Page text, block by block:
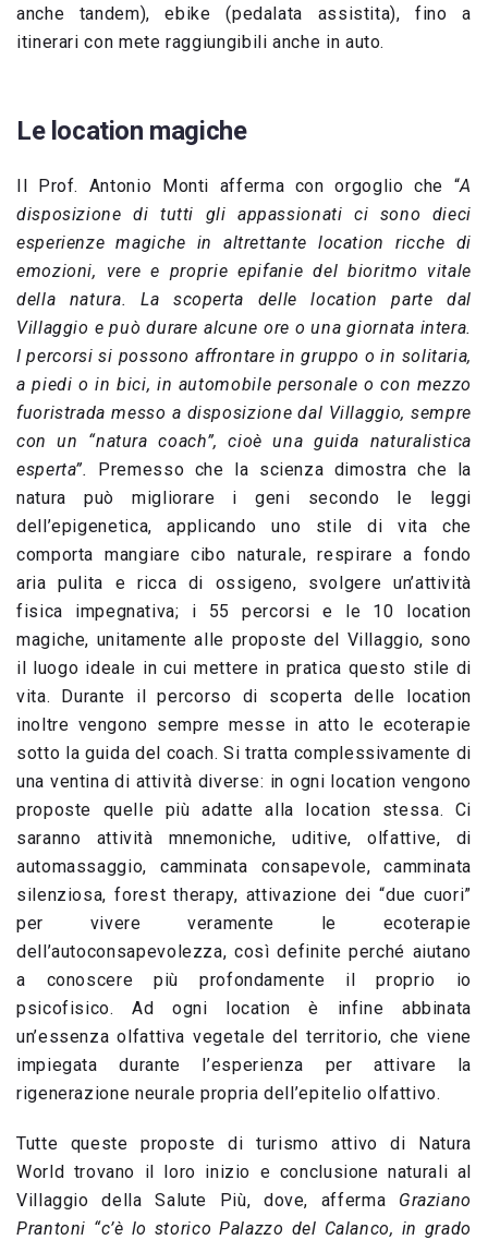
anche tandem), ebike (pedalata assistita), fino a
itinerari con mete raggiungibili anche in auto.
Le location magiche
Il Prof. Antonio Monti afferma con orgoglio che “A
disposizione di tutti gli appassionati ci sono dieci
esperienze magiche in altrettante location ricche di
emozioni, vere e proprie epifanie del bioritmo vitale
della natura. La scoperta delle location parte dal
Villaggio e può durare alcune ore o una giornata intera.
I percorsi si possono affrontare in gruppo o in solitaria,
a piedi o in bici, in automobile personale o con mezzo
fuoristrada messo a disposizione dal Villaggio, sempre
con un “natura coach”, cioè una guida naturalistica
esperta”.
Premesso che la scienza dimostra che la
natura può migliorare i geni secondo le leggi
dell’epigenetica, applicando uno stile di vita che
comporta mangiare cibo naturale, respirare a fondo
aria pulita e ricca di ossigeno, svolgere un’attività
fisica impegnativa; i 55 percorsi e le 10 location
magiche, unitamente alle proposte del Villaggio, sono
il luogo ideale in cui mettere in pratica questo stile di
vita. Durante il percorso di scoperta delle location
inoltre vengono sempre messe in atto le ecoterapie
sotto la guida del coach. Si tratta complessivamente di
una ventina di attività diverse: in ogni location vengono
proposte quelle più adatte alla location stessa. Ci
saranno attività mnemoniche, uditive, olfattive, di
automassaggio, camminata consapevole, camminata
silenziosa, forest therapy, attivazione dei “due cuori”
per vivere veramente le ecoterapie
dell’autoconsapevolezza, così definite perché aiutano
a conoscere più profondamente il proprio io
psicofisico. Ad ogni location è infine abbinata
un’essenza olfattiva vegetale del territorio, che viene
impiegata durante l’esperienza per attivare la
rigenerazione neurale propria dell’epitelio olfattivo.
Tutte queste proposte di turismo attivo di Natura
World trovano il loro inizio e conclusione naturali al
Villaggio della Salute Più, dove, afferma Graziano
Prantoni “c’è lo storico Palazzo del Calanco, in grado